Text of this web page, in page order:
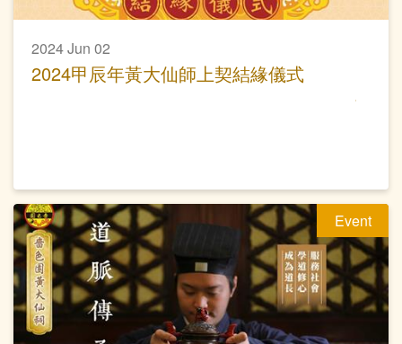
2024 Jun 02
2024甲辰年黃大仙師上契結緣儀式
Event